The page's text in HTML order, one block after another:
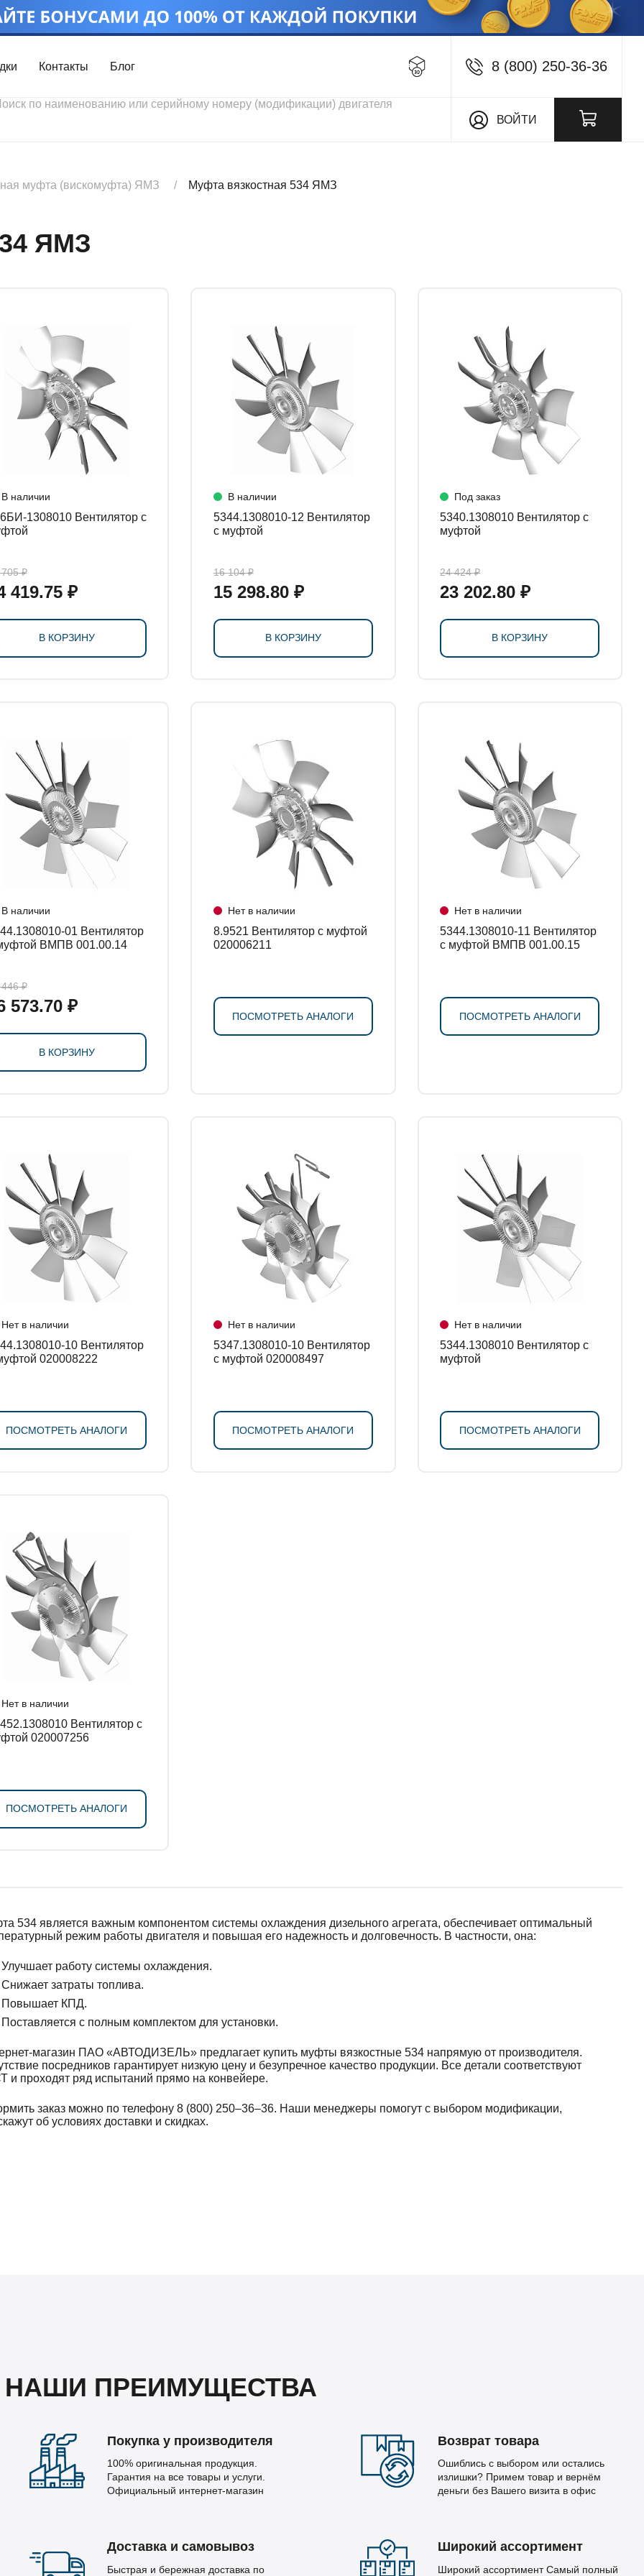
Контакты Блог 8 (800) 250-36-36
ВОЙТИ
Скидки
муфта (вискомуфта) ЯМЗ Муфта вязкостная 534 ЯМЗ
ЯМЗ
В наличии
1308010 Вентилятор с
₽
419.75 ₽
В КОРЗИНУ
В наличии
5344.1308010-12 Вентилятор
с муфтой
16 104 ₽
15 298.80 ₽
В КОРЗИНУ
Под заказ
5340.1308010 Вентилятор с
муфтой
24 424 ₽
23 202.80 ₽
В КОРЗИНУ
В наличии
01 Вентилятор
ВМПВ 001.00.14
₽
573.70 ₽
В КОРЗИНУ
Нет в наличии
8.9521 Вентилятор с муфтой
020006211
ПОСМОТРЕТЬ АНАЛОГИ
Нет в наличии
5344.1308010-11 Вентилятор
с муфтой ВМПВ 001.00.15
ПОСМОТРЕТЬ АНАЛОГИ
Нет в наличии
10 Вентилятор
020008222
ПОСМОТРЕТЬ АНАЛОГИ
Нет в наличии
5347.1308010-10 Вентилятор
с муфтой 020008497
ПОСМОТРЕТЬ АНАЛОГИ
Нет в наличии
5344.1308010 Вентилятор с
муфтой
ПОСМОТРЕТЬ АНАЛОГИ
Нет в наличии
Вентилятор с
020007256
ПОСМОТРЕТЬ АНАЛОГИ
534 является важным компонентом системы охлаждения дизельного агрегата, обеспечивает оптимальный
режим работы двигателя и повышая его надежность и долговечность. В частности, она:
Улучшает работу системы охлаждения.
Снижает затраты топлива.
Повышает КПД.
Поставляется с полным комплектом для установки.
магазин ПАО «АВТОДИЗЕЛЬ» предлагает купить муфты вязкостные 534 напрямую от производителя.
посредников гарантирует низкую цену и безупречное качество продукции. Все детали соответствуют
и проходят ряд испытаний прямо на конвейере.
заказ можно по телефону 8 (800) 250–36–36. Наши менеджеры помогут с выбором модификации,
об условиях доставки и скидках.
НАШИ ПРЕИМУЩЕСТВА
Покупка у производителя
100% оригинальная продукция.
Гарантия на все товары и услуги.
Официальный интернет-магазин
Возврат товара
Ошиблись с выбором или остались
излишки? Примем товар и вернём
деньги без Вашего визита в офис
Доставка и самовывоз
Быстрая и бережная доставка по
Широкий ассортимент
Широкий ассортимент Самый полный